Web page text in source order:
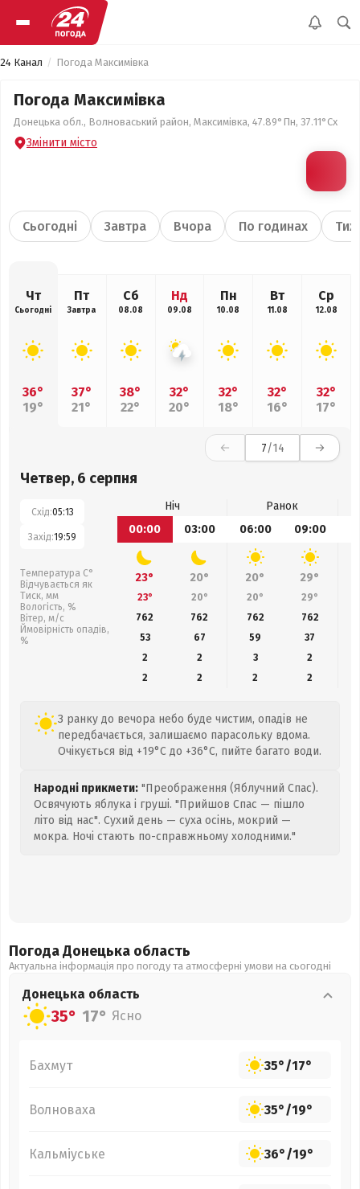
24 Канал Погода Максимівка
Погода Максимівка
Донецька обл., Волноваський район, Максимівка, 47.89°Пн, 37.11°Сх
Змінити місто
Сьогодні Завтра Вчора По годинах
Чт
Сьогодні
36°
19°
Пт
Завтра
37°
21°
Сб
08.08
38°
22°
Нд
09.08
32°
20°
Пн
10.08
32°
18°
Вт
11.08
32°
16°
Ср
12.08
32°
17°
7/14
Четвер, 6 серпня
Схід:05:13
Захід:19:59
Температура С°
Відчувається як
Тиск, мм
Вологість, %
Вітер, м/с
Ймовірність опадів,
%
Ніч
Ранок
00:00
03:00 06:00 09:00
23° 20° 20° 29°
23° 20° 20° 29°
762
762 762 762
53
67 59 37
2
2 3
2
2
2 2 2
З ранку до вечора небо буде чистим, опадів не
передбачається, залишаємо парасольку вдома.
Очікується від +19°C до +36°C, пийте багато води.
Народні прикмети: "Преображення (Яблучний Спас).
Освячують яблука і груші. "Прийшов Спас — пішло
літо від нас". Сухий день — суха осінь, мокрий —
мокра. Ночі стають по-справжньому холодними."
Погода Донецька область
Актуальна інформація про погоду та атмосферні умови на сьогодні
Донецька область
35° 17° Ясно
Бахмут 35°/17°
Волноваха 35°/19°
Кальміуське 36°/19°